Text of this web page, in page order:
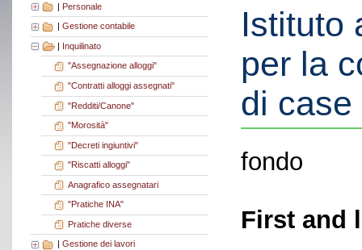
| Personale
Gestione contabile
| Inquilinato
"Assegnazione alloggi"
"Contratti alloggi assegnati"
"Redditi/Canone"
"Morosità"
"Decreti ingiuntivi"
"Riscatti alloggi"
Anagrafico assegnatari
"Pratiche INA"
Pratiche diverse
Gestione dei lavori
Istituto
per la
di
fondo
First and